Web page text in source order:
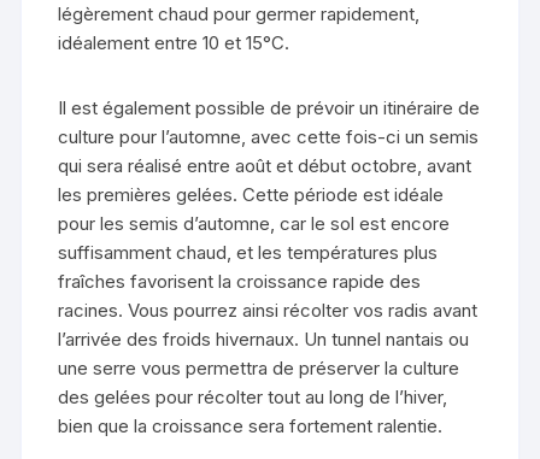
légèrement chaud pour germer rapidement,
idéalement entre 10 et 15°C.
Il est également possible de prévoir un itinéraire de
culture pour l’automne, avec cette fois-ci un semis
qui sera réalisé entre août et début octobre, avant
les premières gelées. Cette période est idéale
pour les semis d’automne, car le sol est encore
suffisamment chaud, et les températures plus
fraîches favorisent la croissance rapide des
racines. Vous pourrez ainsi récolter vos radis avant
l’arrivée des froids hivernaux. Un tunnel nantais ou
une serre vous permettra de préserver la culture
des gelées pour récolter tout au long de l’hiver,
bien que la croissance sera fortement ralentie.